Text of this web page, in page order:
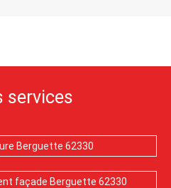
services
Berguette 62330
façade Berguette 62330